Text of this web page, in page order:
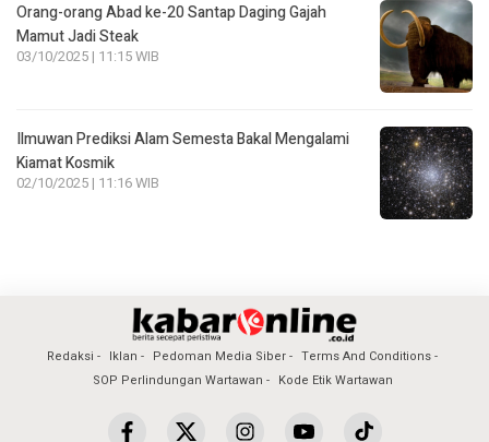
Orang-orang Abad ke-20 Santap Daging Gajah
Mamut Jadi Steak
03/10/2025 | 11:15 WIB
Ilmuwan Prediksi Alam Semesta Bakal Mengalami
Kiamat Kosmik
02/10/2025 | 11:16 WIB
Redaksi Iklan Pedoman Media Siber
Terms And Conditions
SOP Perlindungan Wartawan
Kode Etik Wartawan